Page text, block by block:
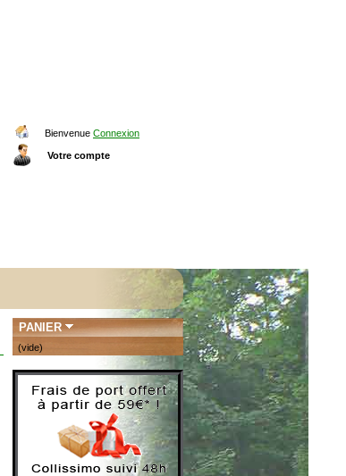
Bienvenue Connexion
Votre compte
PANIER
(vide)